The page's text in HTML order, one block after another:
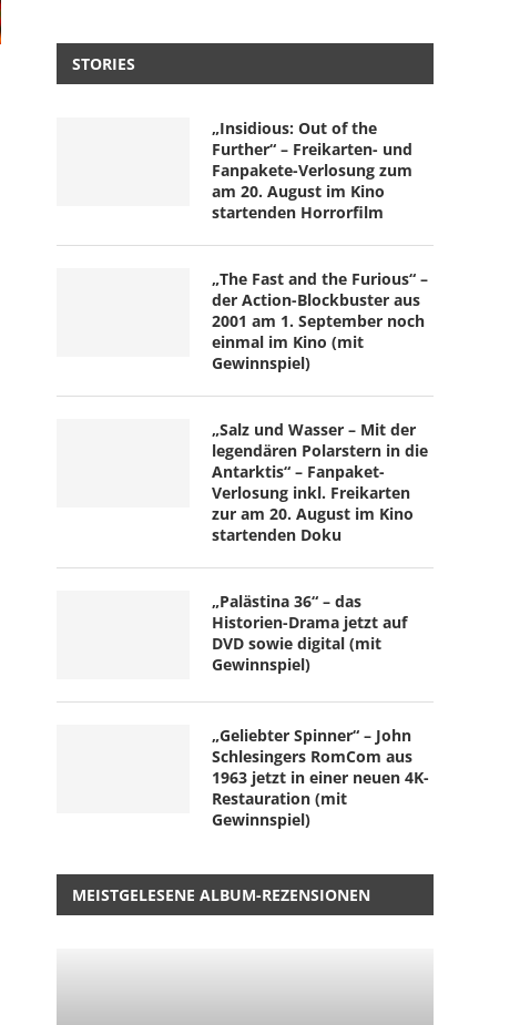
STORIES
„Insidious: Out of the
Further“ – Freikarten- und
Fanpakete-Verlosung zum
am 20. August im Kino
startenden Horrorfilm
„The Fast and the Furious“ –
der Action-Blockbuster aus
2001 am 1. September noch
einmal im Kino (mit
Gewinnspiel)
„Salz und Wasser – Mit der
legendären Polarstern in die
Antarktis“ – Fanpaket-
Verlosung inkl. Freikarten
zur am 20. August im Kino
startenden Doku
„Palästina 36“ – das
Historien-Drama jetzt auf
DVD sowie digital (mit
Gewinnspiel)
„Geliebter Spinner“ – John
Schlesingers RomCom aus
1963 jetzt in einer neuen 4K-
Restauration (mit
Gewinnspiel)
MEISTGELESENE ALBUM-REZENSIONEN